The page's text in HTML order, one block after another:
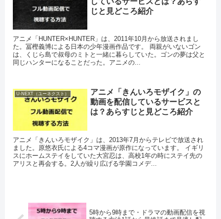
じと見どころ紹介
アニメ「HUNTER×HUNTER」は、2011年10月から放送されまし
た。冨樫義博による日本の少年漫画作品です。 両親がいないゴン
は、くじら島で叔母のミトと一緒に暮らしていた。ゴンの夢は父と
同じハンターになることだった。アニメの...
U-NEXT（ユーネクスト）
アニメ「きんいろモザイク」の
動画を配信しているサービスと
は？あらすじと見どころ紹介
アニメ「きんいろモザイク」は、2013年7月からテレビで放送され
ました。原悠衣氏による4コマ漫画が原作になっています。 イギリ
スにホームステイをしていた大宮忍は、高校1年の時にステイ先の
アリスと再会する。2人が繰り広げる学園コメデ...
5時から9時まで・ドラマの動画配信を視